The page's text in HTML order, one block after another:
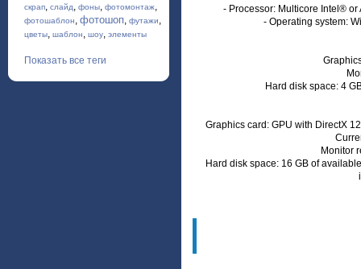
скрап, слайд, фоны, фотомонтаж,
фотошаблон, фотошоп, футажи,
цветы, шаблон, шоу, элементы
Показать все теги
- Processor: Multicore Intel® or
- Operating system:
Hard disk space: 4
Graphics card: GPU with DirectX
Monitor
Hard disk space: 16 GB of